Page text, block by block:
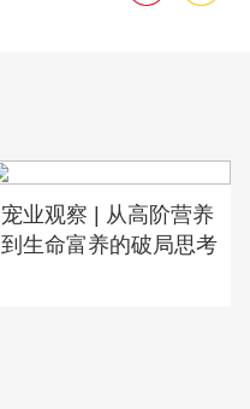
宠业观察 | 从高阶营养
到生命富养的破局思考